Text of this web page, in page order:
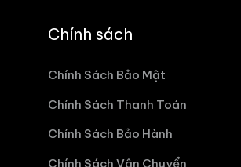
Chính sách
Chính Sách Bảo Mật
Chính Sách Thanh Toán
Chính Sách Bảo Hành
Chính Sách Vận Chuyển